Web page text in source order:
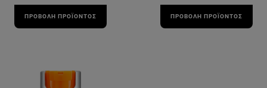
ΠΡΟΒΟΛΉ ΠΡΟΪΌΝΤΟΣ ΠΡΟΒΟΛΉ ΠΡΟΪΌΝΤΟΣ